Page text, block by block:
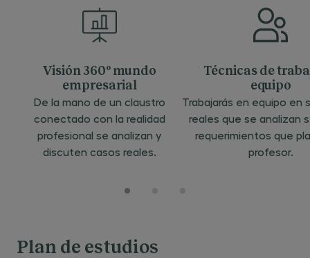
Visión 360º mundo
empresarial
De la mano de un claustro
conectado con la realidad
profesional se analizan y
discuten casos reales.
Técnicas de
equipo
Trabajarás en equipo en
reales que se analizan
requerimientos que
profesor.
Plan de estudios